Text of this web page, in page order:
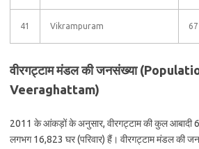
41 Vikrampuram 67
वीरगट्टाम मंडल की जनसंख्या
Veeraghattam)
2011 के आंकड़ों के अनुसार, वीरगट्टाम की कुल आबादी
लगभग 16,823 घर (परिवार) हैं। वीरगट्टाम मंडल की